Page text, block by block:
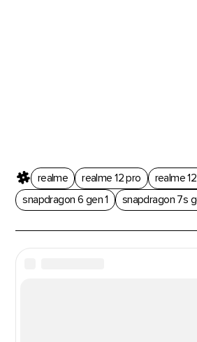
realme realme 12 pro
realme
snapdragon 6 gen 1
snapdragon 7s